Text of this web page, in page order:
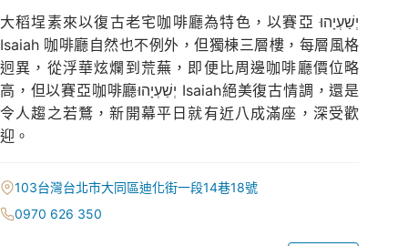
大稻埕素來以復古老宅咖啡廳為特色，以賽亞 יְשַׁעְיָהוּ
Isaiah 咖啡廳自然也不例外，但獨棟三層樓，每層風格
迥異，從浮華炫爛到荒蕪，即便比周邊咖啡廳價位略
高，但以賽亞咖啡廳יְשַׁעְיָהוּ Isaiah絕美復古情調，還是
令人趨之若鶩，新開幕平日就有近八成滿座，深受歡
迎。
103台灣台北市大同區迪化街一段14巷18號
0970 626 350